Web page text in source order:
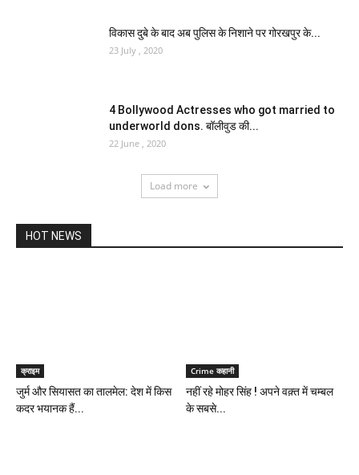
विकास दुबे के बाद अब पुलिस के निशाने पर गोरखपुर के...
23 July , 2020
4 Bollywood Actresses who got married to
underworld dons. बॉलीवुड की...
22 June , 2020
Load more
HOT NEWS
क्राइम
जुर्म और सियासत का तालमेल: देश में किस
कदर भयानक हैं...
Crime कहानी
नहीं रहे मोहर सिंह ! अपने वक़्त में चम्बल
के सबसे...